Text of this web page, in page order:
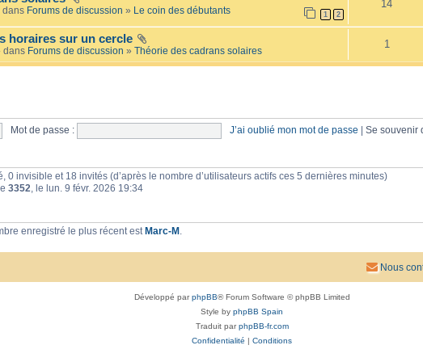
i
l
e
l
a
i
s
1 2
dans Forums de discussion » Le coin des débutants
14
horaires sur un cercle
dans Forums de discussion » Théorie des cadrans solaires
1
Mot de passe : J’ai oublié mon mot de passe Se souvenir
0 invisible et 18 invités (d’après le nombre d’utilisateurs actifs ces 5 dernières minutes)
3352 , le lun. 9 févr. 2026 19:34
enregistré le plus récent est Marc-M
Nous
Développé parphpBB® Forum Software © phpBB Limited
Style by phpBB Spain
Traduit parphpBB-fr.com
Confidentialité | Conditions